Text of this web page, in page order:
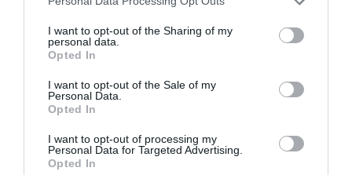
not limited to your visit or usage behaviour. You may click to
grant or deny consent to Google and its third-party tags to
use your data for below specified purposes in below Google
consent section.
I want to opt-out of the Sharing of my
personal data.
Opted In
I want to opt-out of the Sale of my
Personal Data.
Opted In
I want to opt-out of processing my
Personal Data for Targeted Advertising.
Opted In
ΠΟΛΙΤΙΚΗ